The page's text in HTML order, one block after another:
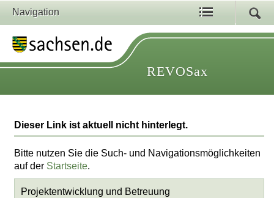
Navigation
REVOSax
Dieser Link ist aktuell nicht hinterlegt.
Bitte nutzen Sie die Such- und Navigationsmöglichkeiten
auf der Startseite.
Projektentwicklung und Betreuung